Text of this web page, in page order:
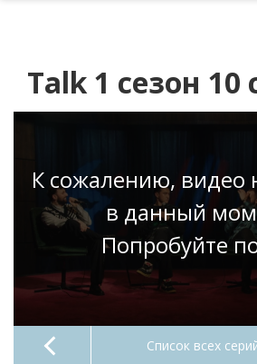
Talk 1 сезон 10
К сожалению, видео
в данный
Попробуйте
Список всех